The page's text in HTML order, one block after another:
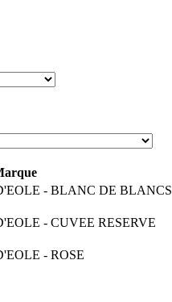
- BLANC DE BLANCS
- CUVEE RESERVE
- ROSE